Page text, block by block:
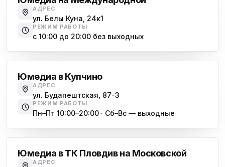
АДРЕС
ул. Белы Куна, 24к1
РЕЖИМ РАБОТЫ
с 10:00 до 20:00 без выходных
Юмедиа в Купчино
АДРЕС
ул. Будапештская, 87-3
РЕЖИМ РАБОТЫ
Пн–Пт 10:00–20:00 · Сб–Вс — выходные
Юмедиа в ТК Пловдив на Московской
АДРЕС